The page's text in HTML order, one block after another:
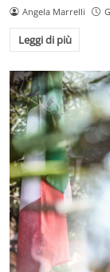
Angela Marrelli
Leggi di più